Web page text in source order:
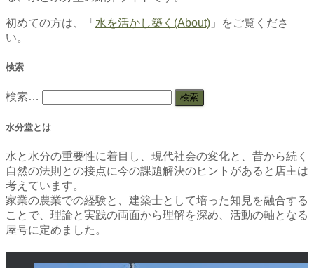
初めての方は、「 水を活かし築く(About) 」をご覧くださ
い。
検索
検
検索…
水分堂とは
水と水分の重要性に着目し、現代社会の変化と、昔から続く
自然の法則との接点に今の課題解決のヒントがあると店主は
考えています。
家業の農業での経験と、建築士として培った知見を融合する
ことで、理論と実践の両面から理解を深め、活動の軸となる
屋号に定めました。